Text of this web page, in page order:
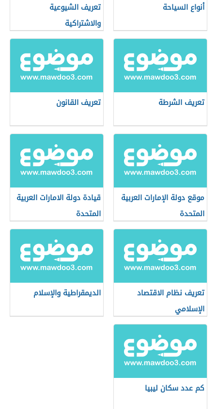
أنواع السياحة
تعريف الشيوعية
والاشتراكية
تعريف الشرطة تعريف القانون
موقع دولة الإمارات العربية
المتحدة
قيادة دولة الامارات العربية
المتحدة
تعريف نظام الاقتصاد
الإسلامي
الديمقراطية والإسلام
كم عدد سكان ليبيا